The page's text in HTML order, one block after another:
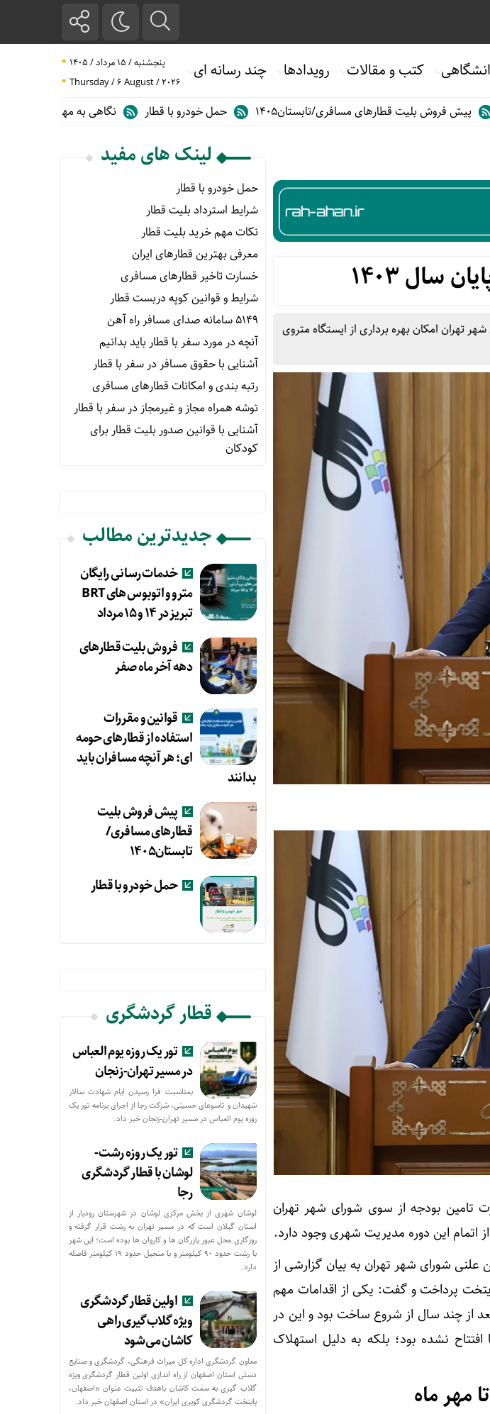
کتب و مقالات رویدادها چند رسانه ای
پنجشنبه / ۱۵ مرداد / ۱۴۰۵
Thursday / 6 August / 2026
بلیت قطارهای مسافری/تابستان۱۴۰۵ حمل خودرو با قطار
نگاهی به مهم ترین آمارهای حمل و نقل ریلی
تهران امکان بهره برداری از ایستگاه متروی
تامین بودجه از سوی شورای شهر تهران
اتمام این دوره مدیریت شهری وجود دارد.
ماه ۱۴۰۳ با حضور در صحن علنی شورای شهر تهران به بیان گزارشی از
پرداخت و گفت: یکی از اقدامات مهم
از چند سال از شروع ساخت بود و این در
رغم پیشرفت ۹۰ درصدی نه تنها افتتاح نشده بود؛ بلکه به دلیل استهلاک
مهر ماه
لینک های مفید
حمل خودرو با قطار
شرایط استرداد بلیت قطار
نکات مهم خرید بلیت قطار
معرفی بهترین قطارهای ایران
خسارت تاخیر قطارهای مسافری
شرایط و قوانین کوپه دربست قطار
۵۱۴۹ سامانه صدای مسافر راه آهن
آنچه در مورد سفر با قطار باید بدانیم
آشنایی با حقوق مسافر در سفر با قطار
رتبه بندی و امکانات قطارهای مسافری
توشه همراه مجاز و غیرمجاز در سفر با قطار
آشنایی با قوانین صدور بلیت قطار برای
کودکان
جدیدترین مطالب
خدمات رسانی رایگان
مترو و اتوبوس های BRT
تبریز در ۱۴ و ۱۵ مرداد
فروش بلیت قطارهای
دهه آخر ماه صفر
قوانین و مقررات
استفاده از قطارهای حومه
ای؛ هر آنچه مسافران باید
بدانند
پیش فروش بلیت
قطارهای مسافری/
تابستان۱۴۰۵
حمل خودرو با قطار
قطار گردشگری
تور یک روزه یوم العباس
در مسیر تهران-زنجان
بمناسبت فرا رسیدن ایام شهادت سالار
شهیدان و تاسوعای حسینی، شرکت رجا از اجرای برنامه تور یک
روزه یوم العباس در مسیر تهران-زنجان خبر داد.
تور یک روزه رشت-
لوشان با قطار گردشگری
رجا
لوشان شهری از بخش مرکزی لوشان در شهرستان رودبار از
استان گیلان است که در مسیر تهران به رشت قرار گرفته و
روزگاری محل عبور بازرگان ها و کاروان ها بوده است؛ این شهر
با رشت حدود ۹۰ کیلومتر و با منجیل حدود ۱۹ کیلومتر فاصله
دارد.
اولین قطار گردشگری
ویژه گلاب‌گیری راهی
کاشان می‌شود
معاون گردشگری اداره کل میراث فرهنگی، گردشگری و صنایع
دستی استان اصفهان از راه اندازی اولین قطار گردشگری ویژه
گلاب گیری به سمت کاشان باهدف تثبیت عنوان «اصفهان،
پایتخت گردشگری کویری ایران» در استان اصفهان خبر داد.